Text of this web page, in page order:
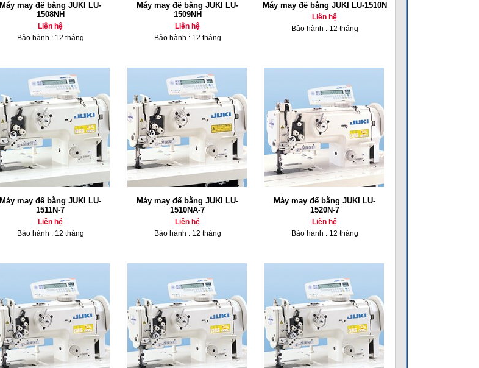
Máy may đế bằng JUKI LU-
1508NH
Liên hệ
Bảo hành : 12 tháng
Máy may đế bằng JUKI LU-
1509NH
Liên hệ
Bảo hành : 12 tháng
Máy may đế bằng JUKI LU-1510N
Liên hệ
Bảo hành : 12 tháng
Máy may đế bằng JUKI LU-
1511N-7
Liên hệ
Bảo hành : 12 tháng
Máy may đế bằng JUKI LU-
1510NA-7
Liên hệ
Bảo hành : 12 tháng
Máy may đế bằng JUKI LU-
1520N-7
Liên hệ
Bảo hành : 12 tháng